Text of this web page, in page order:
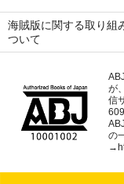
海賊版に関する取り組
ついて
が
信
の
→